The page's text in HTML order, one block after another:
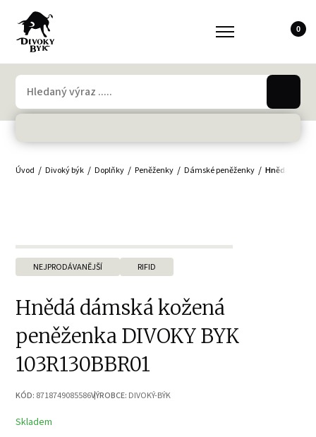
0
Úvod Divoký býk Doplňky Peněženky Dámské peněženky Hnědá
NEJPRODÁVANĚJŠÍ RIFID
Hnědá dámská kožená
peněženka DIVOKY BYK
103R130BBR01
KÓD: 8718749085586VÝROBCE: DIVOKÝ-BÝK
Skladem